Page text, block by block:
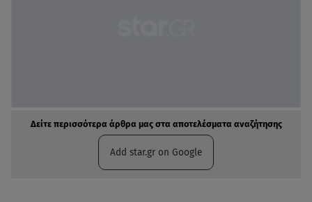
Δείτε περισσότερα άρθρα μας στα αποτελέσματα αναζήτησης
Add star.gr on Google